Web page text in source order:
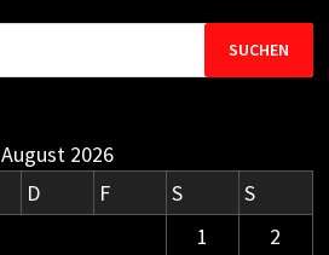
August 2026
D F S
S
1
2